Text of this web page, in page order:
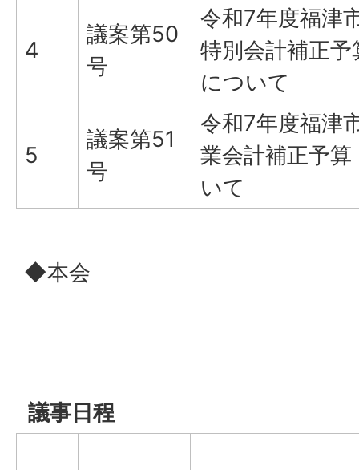
4
議案第50
号
令和7年度福津
特別会計補正
について
5
議案第51
号
令和7年度福津
業会計補正予
いて
◆本会
議事日程